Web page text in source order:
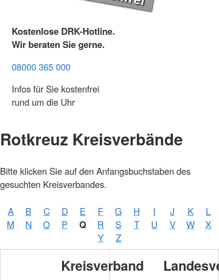
Kostenlose DRK-Hotline.
Wir beraten Sie gerne.
08000 365 000
Infos für Sie kostenfrei
rund um die Uhr
Rotkreuz Kreisverbände
Bitte klicken Sie auf den Anfangsbuchstaben des
gesuchten Kreisverbandes.
A B C D E F G H I J K
L
M
N O P Q R S T U V W
X
Y
Z
Kreisverband